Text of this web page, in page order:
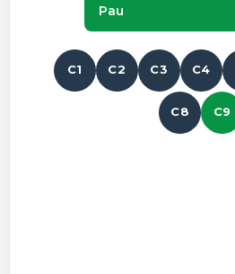
Pau
C1 C2 C3 C4
C8 C9